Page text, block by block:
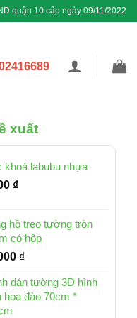
quận 10 cấp ngày 09/11/2022
xuất
khoá labubu nhựa
₫
hồ treo tường tròn
có hộp
₫
dán tường 3D hình
hoa đào 70cm *